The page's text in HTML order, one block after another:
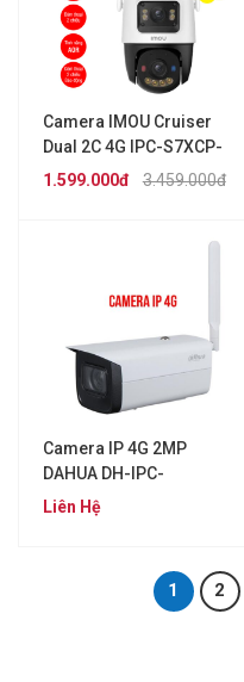
Camera IMOU Cruiser
Dual 2C 4G IPC-S7XCP-
6M1TED-EU
3.459.000đ
1.599.000đ
Camera IP 4G 2MP
DAHUA DH-IPC-
HFW3241DF-AS-4G
Liên Hệ
1 2